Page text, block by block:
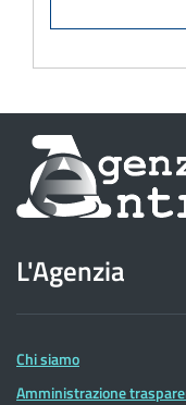
sul
dell'Agenzia
delle
Entrate
L'Agenzia
Chi siamo
Amministrazione